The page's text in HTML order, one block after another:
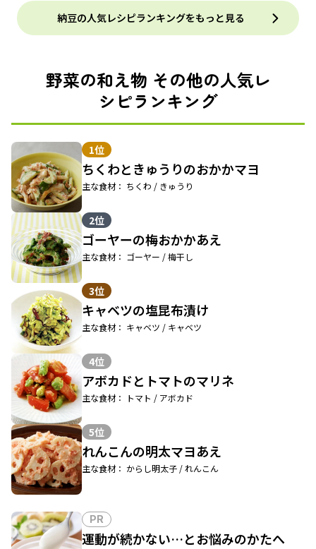
納豆の人気レシピランキングをもっと見る
野菜の和え物 その他の人気レ
シピランキング
1位
ちくわときゅうりのおかかマヨ
主な食材： ちくわ / きゅうり
2位
ゴーヤーの梅おかかあえ
主な食材： ゴーヤー / 梅干し
3位
キャベツの塩昆布漬け
主な食材： キャベツ / キャベツ
4位
アボカドとトマトのマリネ
主な食材： トマト / アボカド
5位
れんこんの明太マヨあえ
主な食材： からし明太子 / れんこん
PR
運動が続かない…とお悩みのかたへ